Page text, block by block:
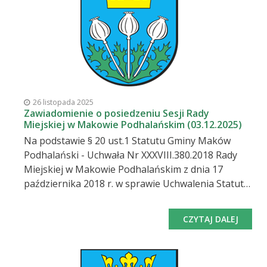
sieci internetowej, na którą serdecznie zapraszam.
Proponowany porządek obrad: 1. Otwarcie sesji,
stwierdzenie jej prawomocności. 2. Przyjęcie i
zatwierdzenie porządku obrad. 3. Spr
26 listopada 2025
Zawiadomienie o posiedzeniu Sesji Rady
Miejskiej w Makowie Podhalańskim (03.12.2025)
Na podstawie § 20 ust.1 Statutu Gminy Maków
Podhalański - Uchwała Nr XXXVIII.380.2018 Rady
Miejskiej w Makowie Podhalańskim z dnia 17
października 2018 r. w sprawie Uchwalenia Statutu
grudnia 2025 r. (środa) o godz. 8:00 Sesję Rady
Miejskiej w Makowie Podhalańskim, która
Makowie Podhalańskim, będzie również
CZYTAJ DALEJ